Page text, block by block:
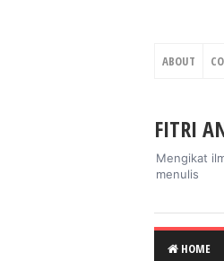
ABOUT
FITRI
Mengikat
menulis
HOME